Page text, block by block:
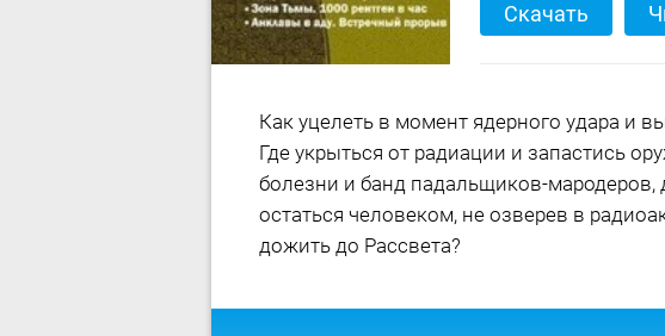
Скачать
Как уцелеть в момент ядерного удара и
Где укрыться от радиации и запастись
болезни и банд падальщиков-мародеров,
остаться человеком, не озверев в
дожить до Рассвета?